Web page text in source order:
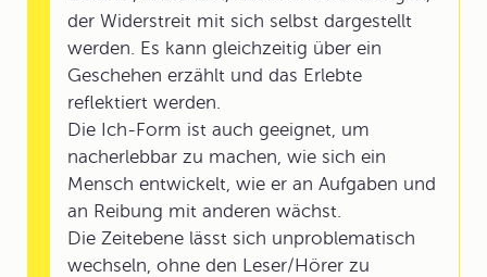
der Widerstreit mit sich selbst dargestellt
werden. Es kann gleichzeitig über ein
Geschehen erzählt und das Erlebte
reflektiert werden.
Die Ich-Form ist auch geeignet, um
nacherlebbar zu machen, wie sich ein
Mensch entwickelt, wie er an Aufgaben und
an Reibung mit anderen wächst.
Die Zeitebene lässt sich unproblematisch
wechseln, ohne den Leser/Hörer zu